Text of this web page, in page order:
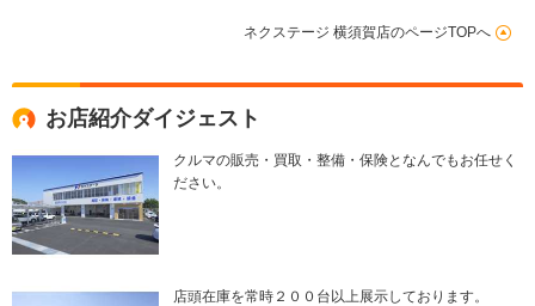
ネクステージ 横須賀店のページTOPへ
お店紹介ダイジェスト
クルマの販売・買取・整備・保険となんでもお任せく
ださい。
店頭在庫を常時２００台以上展示しております。